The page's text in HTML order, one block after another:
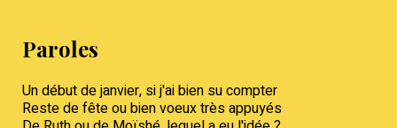
Paroles
Un début de janvier, si j'ai bien su compter
Reste de fête ou bien voeux très appuyés